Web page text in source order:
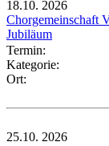
18.10. 2026
Chorgemeinschaft
Jubiläum
Termin:
Kategorie:
Ort:
25.10. 2026